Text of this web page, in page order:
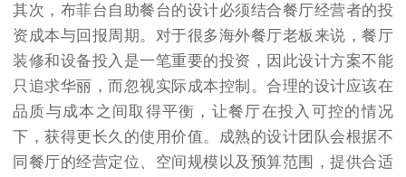
其次，布菲台自助餐台的设计必须结合餐厅经营者的投
资成本与回报周期。对于很多海外餐厅老板来说，餐厅
装修和设备投入是一笔重要的投资，因此设计方案不能
只追求华丽，而忽视实际成本控制。合理的设计应该在
品质与成本之间取得平衡，让餐厅在投入可控的情况
下，获得更长久的使用价值。成熟的设计团队会根据不
同餐厅的经营定位、空间规模以及预算范围，提供合适